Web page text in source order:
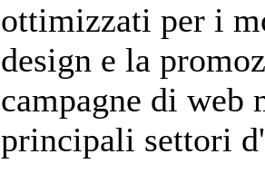
ottimizzati per i
design e la
campagne di web
principali settori